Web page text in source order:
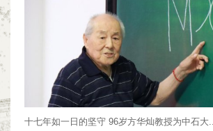
十七年如一日的坚守 96岁方华灿教授为中石大...